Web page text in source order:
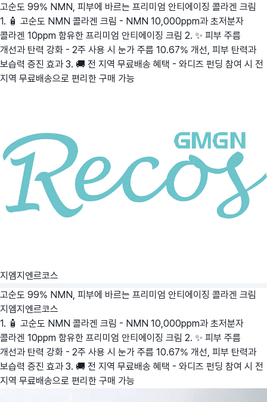
고순도 99% NMN, 피부에 바르는 프리미엄 안티에이징 콜라겐 크림
1. 🧴 고순도 NMN 콜라겐 크림 - NMN 10,000ppm과 초저분자
콜라겐 10ppm 함유한 프리미엄 안티에이징 크림 2. ✨ 피부 주름
개선과 탄력 강화 - 2주 사용 시 눈가 주름 10.67% 개선, 피부 탄력과
보습력 증진 효과 3. 🚚 전 지역 무료배송 혜택 - 와디즈 펀딩 참여 시 전
지역 무료배송으로 편리한 구매 가능
지엠지엔르코스
고순도 99% NMN, 피부에 바르는 프리미엄 안티에이징 콜라겐 크림
지엠지엔르코스
1. 🧴 고순도 NMN 콜라겐 크림 - NMN 10,000ppm과 초저분자
콜라겐 10ppm 함유한 프리미엄 안티에이징 크림 2. ✨ 피부 주름
개선과 탄력 강화 - 2주 사용 시 눈가 주름 10.67% 개선, 피부 탄력과
보습력 증진 효과 3. 🚚 전 지역 무료배송 혜택 - 와디즈 펀딩 참여 시 전
지역 무료배송으로 편리한 구매 가능